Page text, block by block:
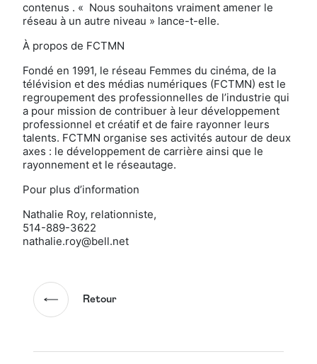
contenus . « Nous souhaitons vraiment amener le
réseau à un autre niveau » lance-t-elle.
À propos de FCTMN
Fondé en 1991, le réseau Femmes du cinéma, de la
télévision et des médias numériques (FCTMN) est le
regroupement des professionnelles de l’industrie qui
a pour mission de contribuer à leur développement
professionnel et créatif et de faire rayonner leurs
talents. FCTMN organise ses activités autour de deux
axes : le développement de carrière ainsi que le
rayonnement et le réseautage.
Pour plus d’information
Nathalie Roy, relationniste,
514-889-3622
nathalie.roy@bell.net
Retour